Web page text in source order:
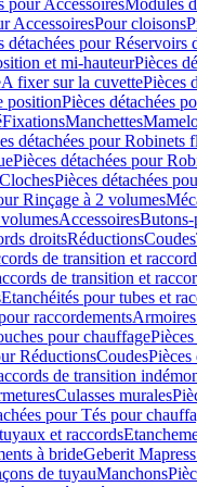
pour AccessoiresModules
AccessoiresPour cloisons
détachées pour Réservoirs
et mi-hauteurPièces
A fixer sur la cuvettePièces
positionPièces détachées
FixationsManchettes
détachées pour Robinets
Pièces détachées pour
ClochesPièces détachées
Rinçage à 2 volumes
AccessoiresButons-
droitsRéductionsCoudes
de transition et
de transition et
Etanchéités pour tubes et
raccordements
pour chauffage
RéductionsCoudesPièces
de transition
Culasses murales
pour Tés pour
et raccords
à brideGeberit
de tuyauManchons